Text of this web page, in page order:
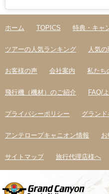
ホーム TOPICS 特典・キャ
ツアーの人気ランキング 人気の
お客様の声 会社案内 私たち
飛行機（機材）のご紹介 FAQ/
プライバシーポリシー グラン
アンテロープキャニオン情報
サイトマップ 旅行代理店様へ